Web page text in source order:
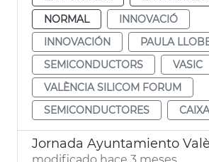
NORMAL
INNOVACIÓ
INNOVACIÓN
PAULA
SEMICONDUCTORS
VASIC
VALÈNCIA SILICOM FORUM
SEMICONDUCTORES
modificado hace 3 meses